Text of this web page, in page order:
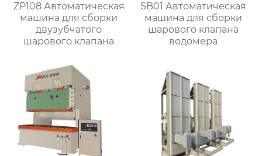
ZP108 Автоматическая
машина для сборки
двузубчатого
шарового клапана
SB01 Автоматическая
машина для сборки
шарового клапана
водомера